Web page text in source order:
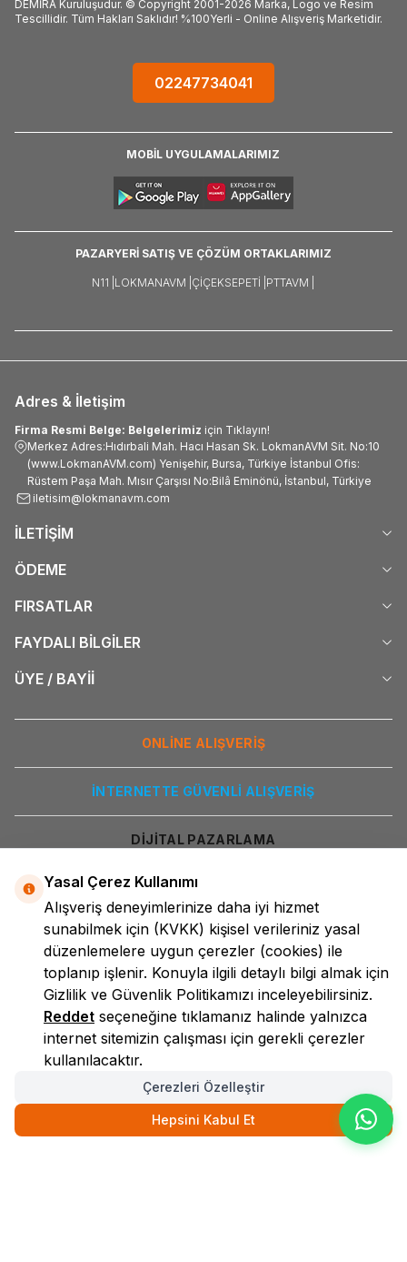
DEMİRA Kuruluşudur. © Copyright 2001-2026 Marka, Logo ve Resim
Tescillidir. Tüm Hakları Saklıdır! %100Yerli - Online Alışveriş Marketidir.
02247734041
MOBİL UYGULAMALARIMIZ
PAZARYERİ SATIŞ VE ÇÖZÜM ORTAKLARIMIZ
N11 | LOKMANAVM | ÇIÇEKSEPETI | PTTAVM |
Adres & İletişim
Firma Resmi Belge: Belgelerimiz için Tıklayın!
Merkez Adres:Hıdırbali Mah. Hacı Hasan Sk. LokmanAVM Sit. No:10
(www.LokmanAVM.com) Yenişehir, Bursa, Türkiye İstanbul Ofis:
Rüstem Paşa Mah. Mısır Çarşısı No:Bilâ Eminönü, İstanbul, Türkiye
iletisim@lokmanavm.com
İLETİŞİM
ÖDEME
FIRSATLAR
FAYDALI BİLGİLER
ÜYE / BAYİİ
ONLİNE ALIŞVERİŞ
İNTERNETTE GÜVENLİ ALIŞVERİŞ
DİJİTAL PAZARLAMA
LokmanAVM
Yasal Çerez Kullanımı
Alışveriş deneyimlerinize daha iyi hizmet
sunabilmek için (KVKK) kişisel verileriniz yasal
düzenlemelere uygun çerezler (cookies) ile
toplanıp işlenir. Konuyla ilgili detaylı bilgi almak için
Gizlilik ve Güvenlik Politikamızı inceleyebilirsiniz.
Reddet seçeneğine tıklamanız halinde yalnızca
internet sitemizin çalışması için gerekli çerezler
kullanılacaktır.
Çerezleri Özelleştir
Hepsini Kabul Et